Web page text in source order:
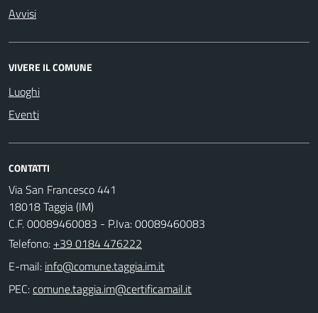
Avvisi
VIVERE IL COMUNE
Luoghi
Eventi
CONTATTI
Via San Francesco 441
18018 Taggia (IM)
C.F. 00089460083 - P.Iva: 00089460083
Telefono: +39 0184 476222
E-mail:
PEC: